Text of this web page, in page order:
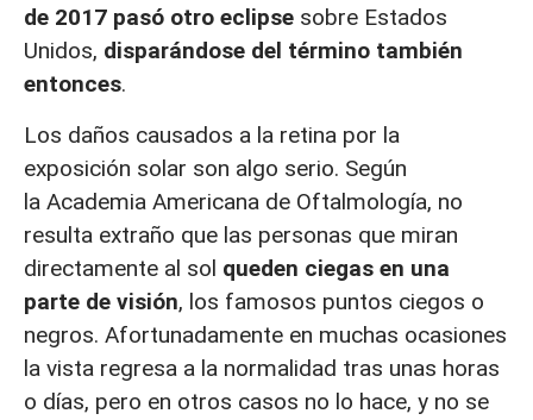
de 2017 pasó otro eclipse sobre Estados
Unidos, disparándose del término también
entonces.
Los daños causados a la retina por la
exposición solar son algo serio. Según
la Academia Americana de Oftalmología, no
resulta extraño que las personas que miran
directamente al sol queden ciegas en una
parte de visión, los famosos puntos ciegos o
negros. Afortunadamente en muchas ocasiones
la vista regresa a la normalidad tras unas horas
o días, pero en otros casos no lo hace, y no se